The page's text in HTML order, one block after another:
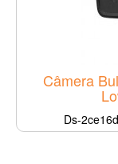
Câmera
Ds-